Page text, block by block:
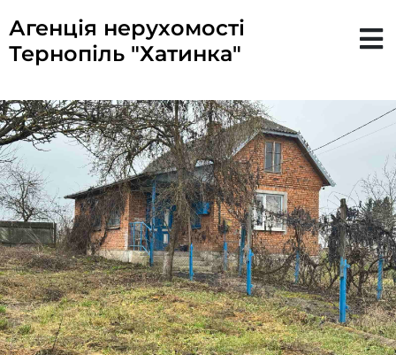
Агенція нерухомості
Тернопіль "Хатинка"